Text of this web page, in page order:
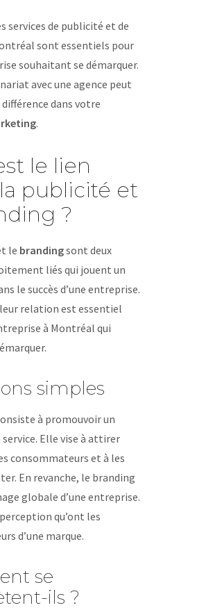
services de publicité et de
sont essentiels pour
souhaitant se démarquer.
avec une agence peut
dans votre
.
le lien
publicité et
?
le brandingsont deux
liés qui jouent un
le succès d’une entreprise.
relation est essentiel
à Montréal qui
simples
à promouvoir un
Elle vise à attirer
consommateurs et à les
En revanche, le branding
globale d’une entreprise.
qu’ont les
d’une marque.
se
ils ?